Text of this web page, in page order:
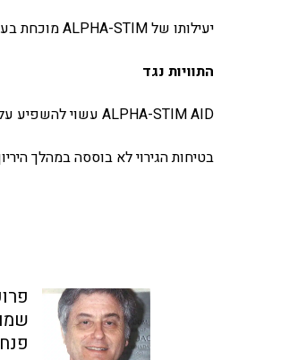
יעילותו של ALPHA-STIM מוכחת בעזרת יותר מ-100 מחקרים קפדניים שנערכו במהלך יותר מ-35 השנים האחרונות.
התוויות נגד
ALPHA-STIM AID עשוי להשפיע על הפעולה של קוצב-לב מושתל מלאכותי ועל הפעולה של פיברילטורים‎ ‏מושתלים.
בטיחות הגירוי לא בוססה במהלך